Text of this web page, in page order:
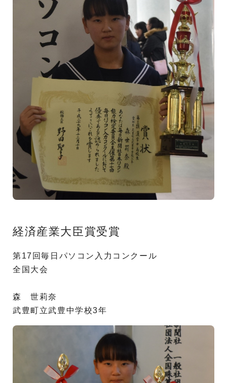
経済産業大臣賞受賞
第17回毎日パソコン入力コンクール
全国大会
森 世莉奈
武豊町立武豊中学校3年